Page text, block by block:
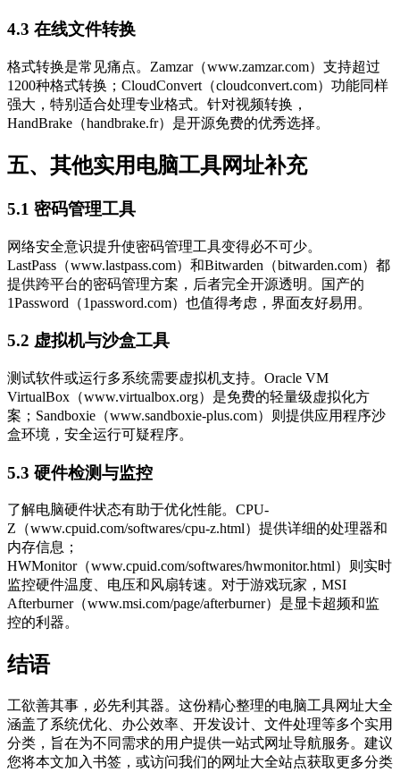
4.3 在线文件转换
格式转换是常见痛点。Zamzar（www.zamzar.com）支持超过
1200种格式转换；CloudConvert（cloudconvert.com）功能同样
强大，特别适合处理专业格式。针对视频转换，
HandBrake（handbrake.fr）是开源免费的优秀选择。
五、其他实用电脑工具网址补充
5.1 密码管理工具
网络安全意识提升使密码管理工具变得必不可少。
LastPass（www.lastpass.com）和Bitwarden（bitwarden.com）都
提供跨平台的密码管理方案，后者完全开源透明。国产的
1Password（1password.com）也值得考虑，界面友好易用。
5.2 虚拟机与沙盒工具
测试软件或运行多系统需要虚拟机支持。Oracle VM
VirtualBox（www.virtualbox.org）是免费的轻量级虚拟化方
案；Sandboxie（www.sandboxie-plus.com）则提供应用程序沙
盒环境，安全运行可疑程序。
5.3 硬件检测与监控
了解电脑硬件状态有助于优化性能。CPU-
Z（www.cpuid.com/softwares/cpu-z.html）提供详细的处理器和
内存信息；
HWMonitor（www.cpuid.com/softwares/hwmonitor.html）则实时
监控硬件温度、电压和风扇转速。对于游戏玩家，MSI
Afterburner（www.msi.com/page/afterburner）是显卡超频和监
控的利器。
结语
工欲善其事，必先利其器。这份精心整理的电脑工具网址大全
涵盖了系统优化、办公效率、开发设计、文件处理等多个实用
分类，旨在为不同需求的用户提供一站式网址导航服务。建议
您将本文加入书签，或访问我们的网址大全站点获取更多分类